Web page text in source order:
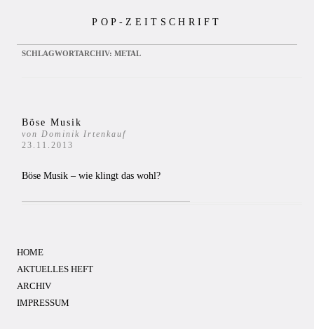
POP-ZEITSCHRIFT
SCHLAGWORTARCHIV: METAL
Böse Musik
von Dominik Irtenkauf
23.11.2013
Böse Musik – wie klingt das wohl?
HOME
AKTUELLES HEFT
ARCHIV
IMPRESSUM